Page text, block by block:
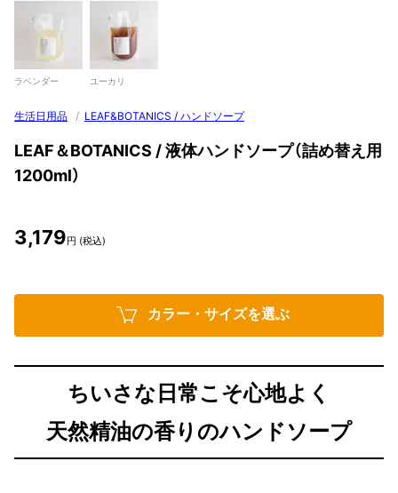
ラベンダー ユーカリ
生活日用品 / LEAF&BOTANICS / ハンドソープ
LEAF＆BOTANICS / 液体ハンドソープ（詰め替え用
1200ml）
3,179円 (税込)
カラー・サイズを選ぶ
ちいさな日常こそ心地よく
天然精油の香りのハンドソープ